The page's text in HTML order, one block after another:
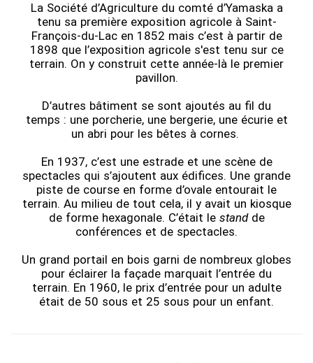
La Société d’Agriculture du comté d’Yamaska a
tenu sa première exposition agricole à Saint-
François-du-Lac en 1852 mais c’est à partir de
1898 que l’exposition agricole s'est tenu sur ce
terrain. On y construit cette année-là le premier
pavillon.
D’autres bâtiment se sont ajoutés au fil du
temps : une porcherie, une bergerie, une écurie et
un abri pour les bêtes à cornes.
En 1937, c’est une estrade et une scène de
spectacles qui s’ajoutent aux édifices. Une grande
piste de course en forme d’ovale entourait le
terrain. Au milieu de tout cela, il y avait un kiosque
de forme hexagonale. C’était le standde
conférences et de spectacles.
Un grand portail en bois garni de nombreux globes
pour éclairer la façade marquait l’entrée du
terrain. En 1960, le prix d’entrée pour un adulte
était de 50 sous et 25 sous pour un enfant.